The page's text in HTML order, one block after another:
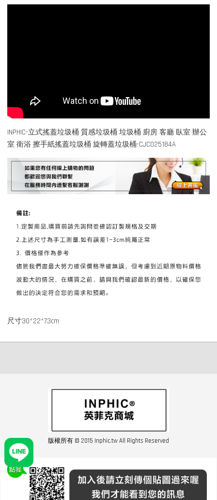
INPHIC-立式搖蓋垃圾桶 質感垃圾桶 垃圾桶 廚房 客廳 臥室 辦公
室 衛浴 擦手紙搖蓋垃圾桶 旋轉蓋垃圾桶-CJC025184A
尺寸30*22*73cm
版權所有 © 2015 Inphic.tw All Rights Reserved
友站連結inphic營業設備
聯絡我們 02-28852016 如遇商品缺貨或數量不足請與客服聯繫